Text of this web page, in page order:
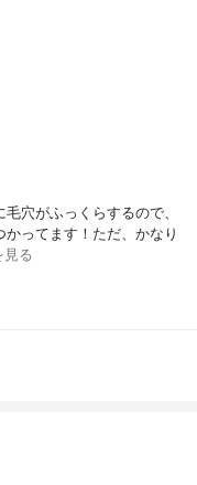
穴がふっくらするので、
ってます！ただ、かなり
見る